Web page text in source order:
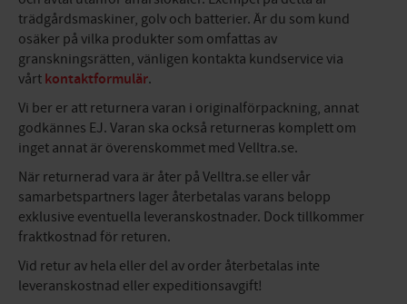
trädgårdsmaskiner, golv och batterier. Är du som kund
osäker på vilka produkter som omfattas av
granskningsrätten, vänligen kontakta kundservice via
vårt kontaktformulär.
Vi ber er att returnera varan i originalförpackning, annat
godkännes EJ. Varan ska också returneras komplett om
inget annat är överenskommet med Velltra.se.
När returnerad vara är åter på Velltra.se eller vår
samarbetspartners lager återbetalas varans belopp
exklusive eventuella leveranskostnader. Dock tillkommer
fraktkostnad för returen.
Vid retur av hela eller del av order återbetalas inte
leveranskostnad eller expeditionsavgift!